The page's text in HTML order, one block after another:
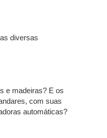
diversas
e madeiras? E os
com suas
automáticas?